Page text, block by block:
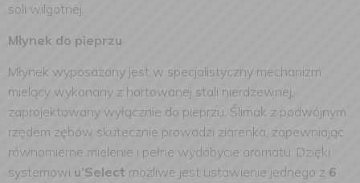
soli wilgotnej.
Młynek do pieprzu
Młynek wyposażony jest w specjalistyczny mechanizm
mielący wykonany z hartowanej stali nierdzewnej,
zaprojektowany wyłącznie do pieprzu. Ślimak z podwójnym
rzędem zębów skutecznie prowadzi ziarenka, zapewniając
równomierne mielenie i pełne wydobycie aromatu. Dzięki
systemowi u’Select możliwe jest ustawienie jednego z 6